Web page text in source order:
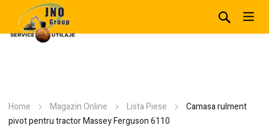
Home Magazin Online Lista Piese
Camasa rulment
pivot pentru tractor Massey Ferguson 6110